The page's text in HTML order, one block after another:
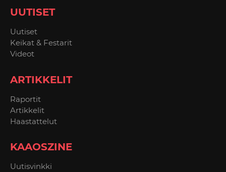
UUTISET
Uutiset
Keikat & Festarit
Videot
ARTIKKELIT
Raportit
Artikkelit
Haastattelut
KAAOSZINE
Uutisvinkki